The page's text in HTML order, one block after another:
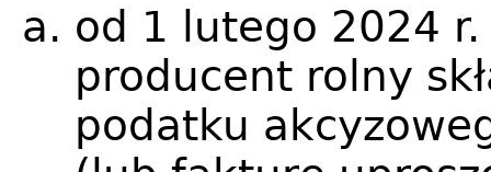
od 1 lutego 2024
producent rolny
podatku